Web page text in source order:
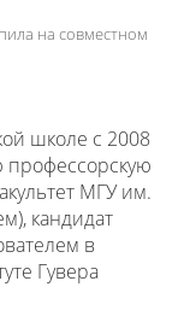
на совместном
школе с 2008
профессорскую
МГУ им.
кандидат
в
Гувера